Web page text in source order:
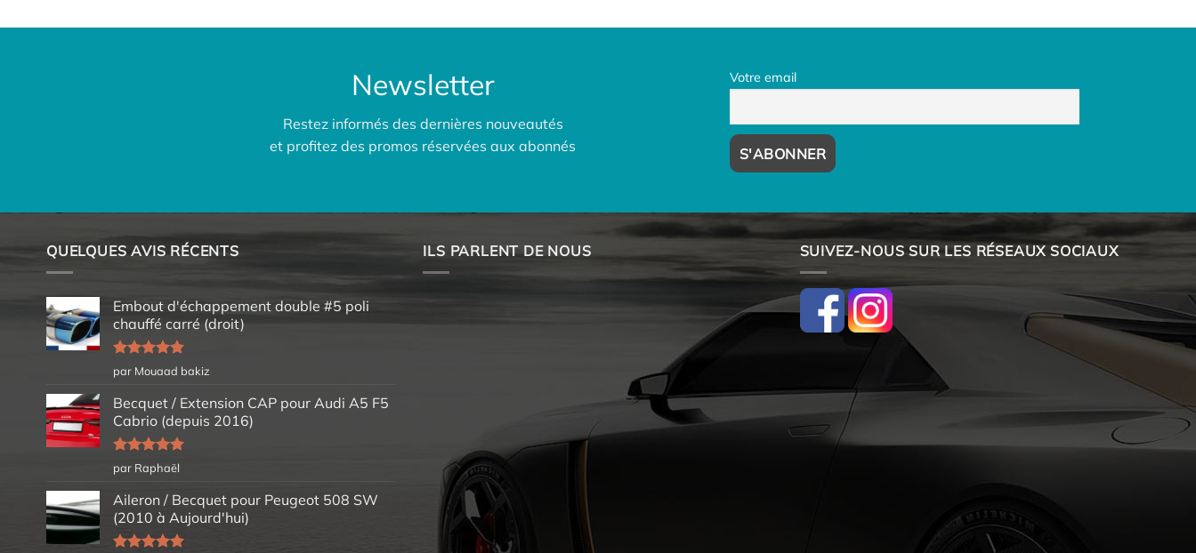
Newsletter
Restez informés des dernières nouveautés
et profitez des promos réservées aux abonnés
Votre email
QUELQUES AVIS RÉCENTS
Embout d'échappement double #5 poli
chauffé carré (droit)
Note5sur
5
par Mouaad bakiz
Becquet / Extension CAP pour Audi A5 F5
Cabrio (depuis 2016)
Note5sur
5
par Raphaël
Aileron / Becquet pour Peugeot 508 SW
(2010 à Aujourd'hui)
ILS PARLENT DE NOUS SUIVEZ-NOUS SUR LES RÉSEAUX SOCIAUX